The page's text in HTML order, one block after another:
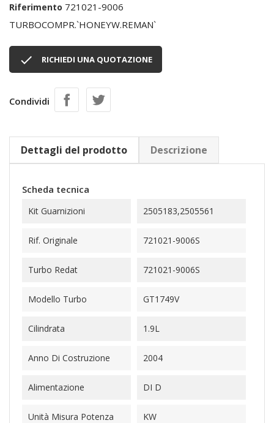
Riferimento 721021-9006
TURBOCOMPR.`HONEYW.REMAN`
 RICHIEDI UNA QUOTAZIONE
Condividi
Dettagli del prodotto Descrizione
Scheda tecnica
Kit Guarnizioni 2505183,2505561
Rif. Originale 721021-9006S
Turbo Redat 721021-9006S
Modello Turbo GT1749V
Cilindrata 1.9L
Anno Di Costruzione 2004
Alimentazione DI D
Unità Misura Potenza KW